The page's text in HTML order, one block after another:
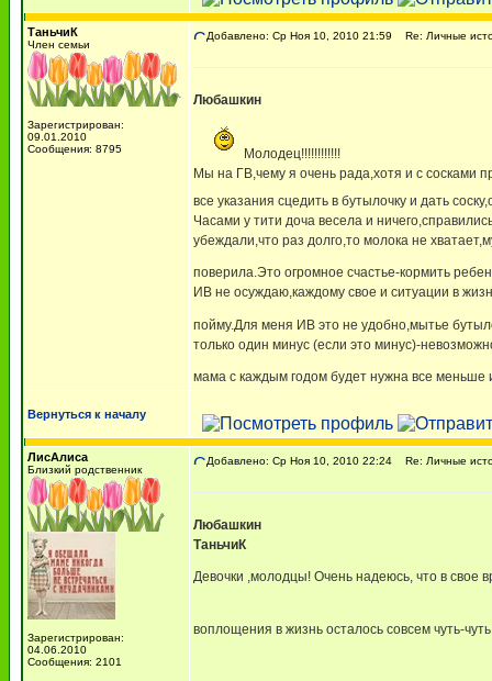
ТаньчиК
Член семьи
Зарегистрирован:
09.01.2010
Сообщения: 8795
Добавлено: Ср Ноя 10, 2010 21:59 Re: Личные
Любашкин
Молодец!!!!!!!!!!!!
Мы на ГВ,чему я очень рада,хотя и с сосками
все указания сцедить в бутылочку и дать
Часами у тити доча весела и
убеждали,что раз долго,то молока не
поверила.Это огромное счастье-кормить
ИВ не осуждаю,каждому свое и ситуации в
пойму.Для меня ИВ это не удобно,мытье
только один минус (если это минус)-
мама с каждым годом будет нужна все
Вернуться к началу
ЛисАлиса
Близкий родственник
Зарегистрирован:
04.06.2010
Сообщения: 2101
Добавлено: Ср Ноя 10, 2010 22:24 Re: Личные
Любашкин
ТаньчиК
Девочки ,молодцы! Очень надеюсь, что в свое
воплощения в жизнь осталось совсем чуть-